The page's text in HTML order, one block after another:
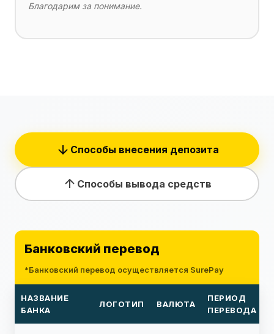
Благодарим за понимание.
Способы внесения депозита
Способы вывода средств
Банковский перевод
*Банковский перевод осуществляется SurePay
НАЗВАНИЕ
БАНКА
ЛОГОТИП ВАЛЮТА
ПЕРИОД
ПЕРЕВОДА